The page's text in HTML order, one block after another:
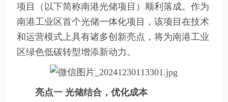
项目（以下简称南港光储项目）顺利落成。作为
南港工业区首个光储一体化项目，该项目在技术
和运营模式上具有诸多创新亮点，将为南港工业
区绿色低碳转型增添新动力。
亮点一光储结合，优化成本